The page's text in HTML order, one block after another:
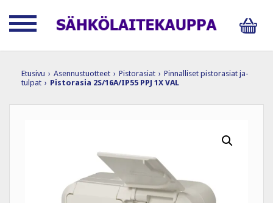
Etusivu › Asennustuotteet › Pistorasiat › Pinnalliset pistorasiat ja-
tulpat › Pistorasia 2S/16A/IP55 PPJ 1X VAL